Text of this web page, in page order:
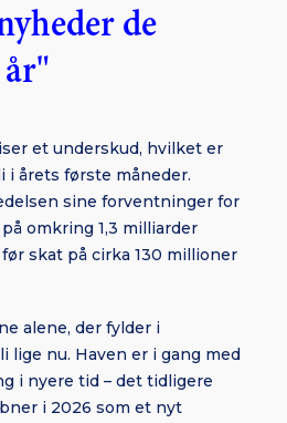
de
et underskud, hvilket er
i årets første måneder.
sine forventninger for
omkring 1,3 milliarder
skat på cirka 130 millioner
alene, der fylder i
nu. Haven er i gang med
i nyere tid – det tidligere
i 2026 som et nyt